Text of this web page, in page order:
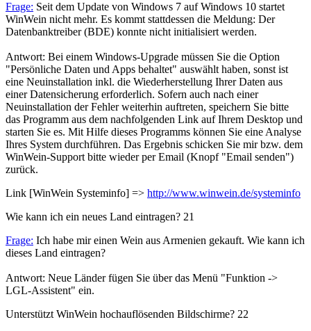
Frage: Seit dem Update von Windows 7 auf Windows 10 startet
WinWein nicht mehr. Es kommt stattdessen die Meldung: Der
Datenbanktreiber (BDE) konnte nicht initialisiert werden.
Antwort: Bei einem Windows-Upgrade müssen Sie die Option
"Persönliche Daten und Apps behaltet" auswählt haben, sonst ist
eine Neuinstallation inkl. die Wiederherstellung Ihrer Daten aus
einer Datensicherung erforderlich. Sofern auch nach einer
Neuinstallation der Fehler weiterhin auftreten, speichern Sie bitte
das Programm aus dem nachfolgenden Link auf Ihrem Desktop und
starten Sie es. Mit Hilfe dieses Programms können Sie eine Analyse
Ihres System durchführen. Das Ergebnis schicken Sie mir bzw. dem
WinWein-Support bitte wieder per Email (Knopf "Email senden")
zurück.
Link [WinWein Systeminfo] => http://www.winwein.de/systeminfo
Wie kann ich ein neues Land eintragen? 21
Frage: Ich habe mir einen Wein aus Armenien gekauft. Wie kann ich
dieses Land eintragen?
Antwort: Neue Länder fügen Sie über das Menü "Funktion ->
LGL-Assistent" ein.
Unterstützt WinWein hochauflösenden Bildschirme? 22